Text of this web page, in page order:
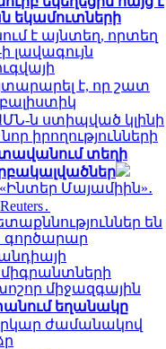
եկամուտների
է այնտեղ, որտեղ
լավագույն
է, որ շատ
ն ստիպված կլինի
իրողությունների
տեղի
Մայամիին»․
Reuters․
են
միջազգային
եղանակը
ժամանակով